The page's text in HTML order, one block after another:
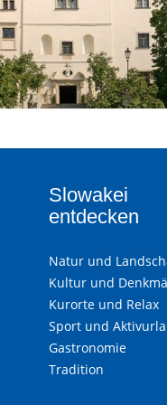
Slowakei
entdecken
Natur und
Kultur und
Kurorte und Relax
Sport und
Gastronomie
Tradition